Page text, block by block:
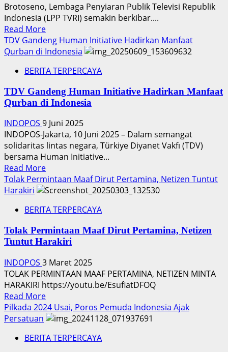
Brotoseno, Lembaga Penyiaran Publik Televisi Republik
Indonesia (LPP TVRI) semakin berkibar....
Read MoreRead
more
about
Survei
dan
Reuters
Institute,
TVRI
Jadi
Salah
Satu
Media
Terpercaya
di
Indonesia,
Iman
Brotoseno
Alhamdulillah
TDV Gandeng Human Initiative Hadirkan Manfaat
Qurban di Indonesia
BERITA TERPERCAYA
TDV Gandeng Human Initiative Hadirkan Manfaat
Qurban di Indonesia
INDOPOS 9 Juni 2025
INDOPOS-Jakarta, 10 Juni 2025 – Dalam semangat
solidaritas lintas negara, Türkiye Diyanet Vakfı (TDV)
bersama Human Initiative...
Read MoreRead
more
about
Gandeng
Initiative
Hadirkan
Manfaat
Qurban
di
Indonesia
Tolak Permintaan Maaf Dirut Pertamina, Netizen Tuntut
Harakiri
BERITA TERPERCAYA
Tolak Permintaan Maaf Dirut Pertamina, Netizen
Tuntut Harakiri
INDOPOS 3 Maret 2025
TOLAK PERMINTAAN MAAF PERTAMINA, NETIZEN MINTA
HARAKIRI https://youtu.be/EsufiatDFOQ
Read MoreRead
more
about
Permintaan
Pilkada 2024 Usai, Poros Pemuda Indonesia Ajak
Persatuan
BERITA TERPERCAYA